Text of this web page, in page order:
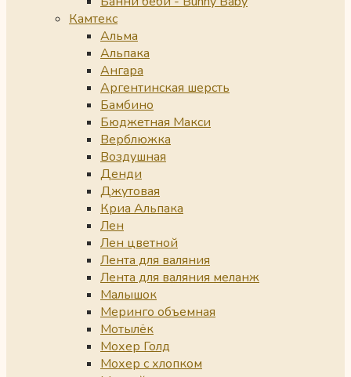
Камтекс
Альма
Альпака
Ангара
Аргентинская шерсть
Бамбино
Бюджетная Макси
Верблюжка
Воздушная
Денди
Джутовая
Криа Альпака
Лен
Лен цветной
Лента для валяния
Лента для валяния меланж
Малышок
Меринго объемная
Мотылёк
Мохер Голд
Мохер с хлопком